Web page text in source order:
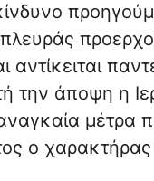
την άποψη η
μέτρα
ο